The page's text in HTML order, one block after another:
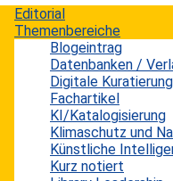
Editorial
Themenbereiche
Blogeintrag
Datenbanken /
Digitale Kuratierung
Fachartikel
KI/Katalogisierung
Klimaschutz und
Künstliche
Kurz notiert
sorgt für
Impact Factor
Clarivate hat Ende Juni
Citation Reports“